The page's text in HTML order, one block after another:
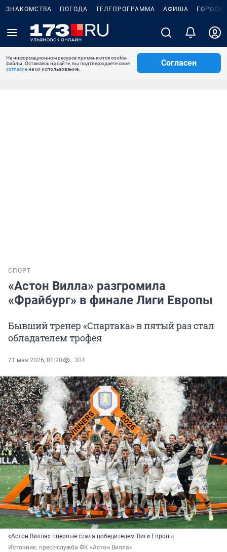
ЗНАКОМСТВА ПОГОДА ТЕЛЕПРОГРАММА АФИША
На информационном ресурсе применяются cookie-
файлы. Оставаясь на сайте, вы подтверждаете свое
согласиена их использование.
Согласен
СПОРТ
«Астон Вилла» разгромила
«Фрайбург» в финале Лиги Европы
Бывший тренер «Спартака» в пятый раз стал
обладателем трофея
21 мая 2026, 01:20 304
«Астон Вилла» впервые стала победителем Лиги Европы
Источник: пресс-служба ФК «Астон Вилла»